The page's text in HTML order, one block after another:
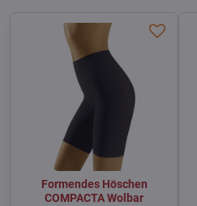
Formendes Höschen
COMPACTA Wolbar